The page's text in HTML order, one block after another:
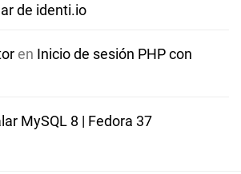
de identi.io
en Inicio de sesión PHP con
MySQL 8 | Fedora 37